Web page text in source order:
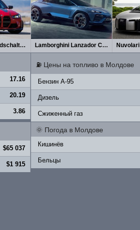
BMW M3 CS Handschalter (2027) Lamborghini Lanzador Concept 2026 Nuvolari
17.16
20.19
3.86
⛽ Цены на топливо в Молдове
Бензин A-95
Дизель
Сжиженный газ
$65 037
$1 915
🌞 Погода в Молдове
Кишинёв
Бельцы